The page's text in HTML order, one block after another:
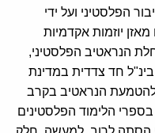
הפלסטיני ועל ידי
יוזמות אקדמיות
הנראטיב הפלסטיני,
חד צדדית במדינת
הנראטיב בקרב
בספרי הלימוד הפלסטינים